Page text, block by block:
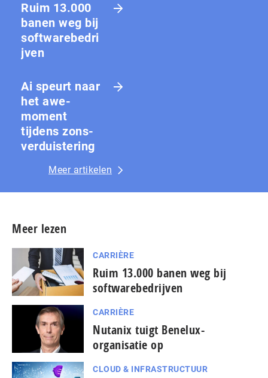
Ruim 13.000
banen weg bij
softwarebedri
jven
Ai speurt naar
het awe-
moment
tijdens zons­
ver­duis­te­ring
Meer artikelen
Meer lezen
CARRIÈRE
Ruim 13.000 banen weg bij
softwarebedrijven
CARRIÈRE
Nutanix tuigt Benelux-
organisatie op
CLOUD & INFRASTRUCTUUR